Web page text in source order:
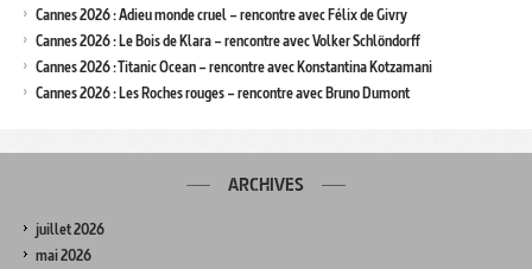
Cannes 2026 : Adieu monde cruel – rencontre avec Félix de Givry
Cannes 2026 : Le Bois de Klara – rencontre avec Volker Schlöndorff
Cannes 2026 : Titanic Ocean – rencontre avec Konstantina Kotzamani
Cannes 2026 : Les Roches rouges – rencontre avec Bruno Dumont
ARCHIVES
juillet 2026
mai 2026